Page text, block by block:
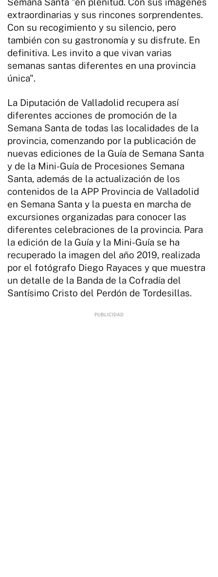
extraordinarias y sus rincones sorprendentes.
Con su recogimiento y su silencio, pero
también con su gastronomía y su disfrute. En
definitiva. Les invito a que vivan varias
semanas santas diferentes en una provincia
única".
La Diputación de Valladolid recupera así
diferentes acciones de promoción de la
Semana Santa de todas las localidades de la
provincia, comenzando por la publicación de
nuevas ediciones de la Guía de Semana Santa
y de la Mini-Guía de Procesiones Semana
Santa, además de la actualización de los
contenidos de la APP Provincia de Valladolid
en Semana Santa y la puesta en marcha de
excursiones organizadas para conocer las
diferentes celebraciones de la provincia. Para
la edición de la Guía y la Mini-Guía se ha
recuperado la imagen del año 2019, realizada
por el fotógrafo Diego Rayaces y que muestra
un detalle de la Banda de la Cofradía del
Santísimo Cristo del Perdón de Tordesillas.